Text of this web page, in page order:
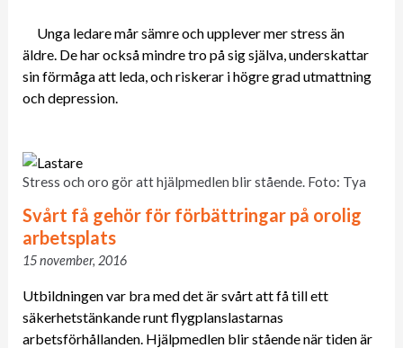
Unga ledare mår sämre och upplever mer stress än
äldre. De har också mindre tro på sig själva, underskattar
sin förmåga att leda, och riskerar i högre grad utmattning
och depression.
Stress och oro gör att hjälpmedlen blir stående. Foto: Tya
Svårt få gehör för förbättringar på orolig
arbetsplats
15 november, 2016
Utbildningen var bra med det är svårt att få till ett
säkerhetstänkande runt flygplanslastarnas
arbetsförhållanden. Hjälpmedlen blir stående när tiden är